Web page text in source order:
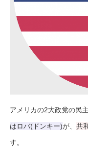
アメリカの2大政党の民
はロバ(ドンキー)が、 共
す。